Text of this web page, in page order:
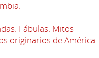
Fábulas. Mitos
originarios de América